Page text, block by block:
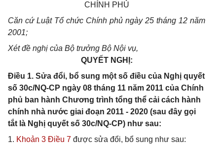
CHÍNH PHỦ
Căn cứ Luật Tổ chức Chính phủ ngày 25 tháng 12 năm
2001;
Xét đề nghị của Bộ trưởng Bộ Nội vụ,
QUYẾT NGHỊ:
Điều 1. Sửa đổi, bổ sung một số điều của Nghị quyết
số 30c/NQ-CP ngày 08 tháng 11 năm 2011 của Chính
phủ ban hành Chương trình tổng thể cải cách hành
chính nhà nước giai đoạn 2011 - 2020 (sau đây gọi
tắt là Nghị quyết số 30c/NQ-CP) như sau:
1. Khoản 3 Điều 7 được sửa đổi, bổ sung như sau: